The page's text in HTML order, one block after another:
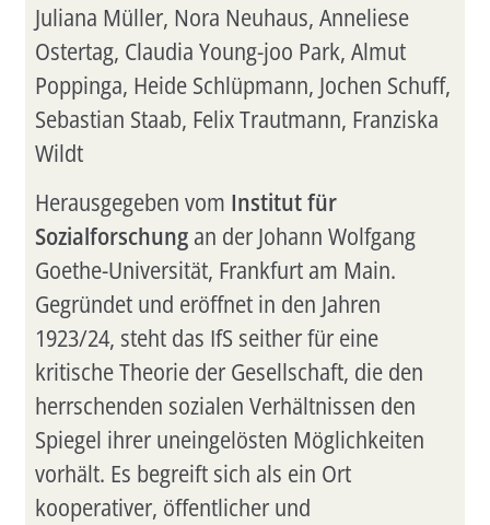
Juliana Müller, Nora Neuhaus, Anneliese
Ostertag, Claudia Young-joo Park, Almut
Poppinga, Heide Schlüpmann, Jochen Schuff,
Sebastian Staab, Felix Trautmann, Franziska
Wildt
Herausgegeben vom Institut für
Sozialforschungan der Johann Wolfgang
Goethe-Universität, Frankfurt am Main.
Gegründet und eröffnet in den Jahren
1923/24, steht das IfS seither für eine
kritische Theorie der Gesellschaft, die den
herrschenden sozialen Verhältnissen den
Spiegel ihrer uneingelösten Möglichkeiten
vorhält. Es begreift sich als ein Ort
kooperativer, öffentlicher und